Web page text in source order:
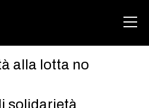
ABOUT
alla lotta no
solidarietà